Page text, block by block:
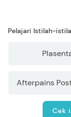
Pelajari Istilah-
Afterpains
Cek